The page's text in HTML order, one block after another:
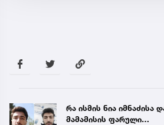
„ერთი წინადადება რომ
ვთქვა, ის გახდის